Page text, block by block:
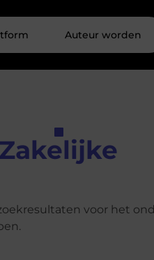
Auteur worden
Zakelijke
voor het